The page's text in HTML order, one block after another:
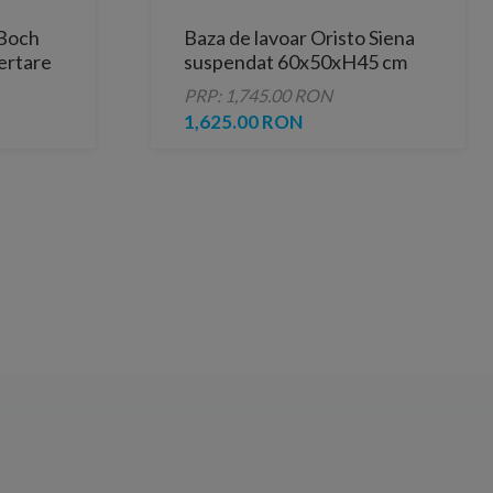
Baza de lavoar Oristo Siena
suspendat 60x50xH45 cm
negru mat
PRP: 1,745.00 RON
1,625.00 RON